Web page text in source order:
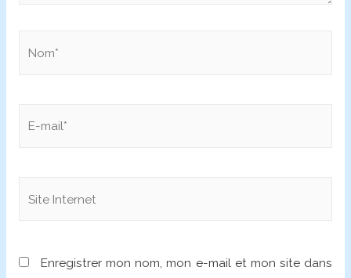
Enregistrer mon nom, mon e-mail et mon site dans